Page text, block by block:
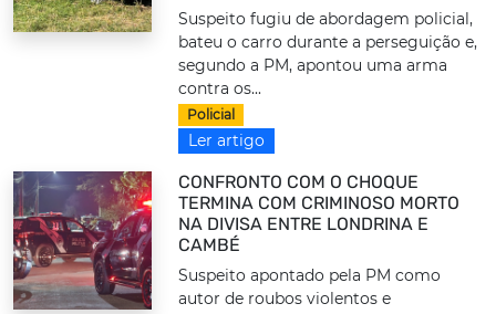
Suspeito fugiu de abordagem policial,
bateu o carro durante a perseguição e,
segundo a PM, apontou uma arma
contra os...
Policial
Ler artigo
CONFRONTO COM O CHOQUE
TERMINA COM CRIMINOSO MORTO
NA DIVISA ENTRE LONDRINA E
CAMBÉ
Suspeito apontado pela PM como
autor de roubos violentos e